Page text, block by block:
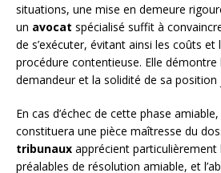
situations, une mise en demeure
un avocat spécialisé suffit à
de s’exécuter, évitant ainsi les coûts et
procédure contentieuse. Elle
demandeur et la solidité de sa position
En cas d’échec de cette phase
constituera une pièce maîtresse du
tribunaux apprécient particulièrement
préalables de résolution amiable, et